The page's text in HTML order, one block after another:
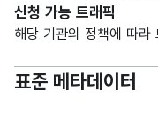
신청 가능 트래픽
해당 기관의 정책에 따
표준 메타데이터